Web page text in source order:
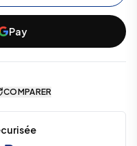
Pay
COMPARER